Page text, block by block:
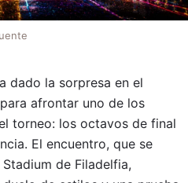
dado la sorpresa en el
afrontar uno de los
torneo: los octavos de final
El encuentro, que se
de Filadelfia,